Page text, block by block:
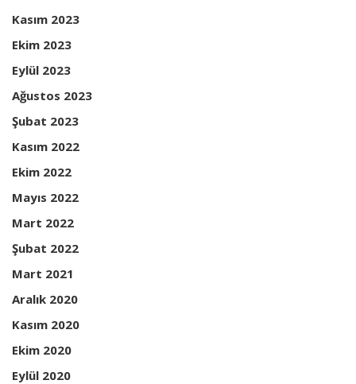
Kasım 2023
Ekim 2023
Eylül 2023
Ağustos 2023
Şubat 2023
Kasım 2022
Ekim 2022
Mayıs 2022
Mart 2022
Şubat 2022
Mart 2021
Aralık 2020
Kasım 2020
Ekim 2020
Eylül 2020